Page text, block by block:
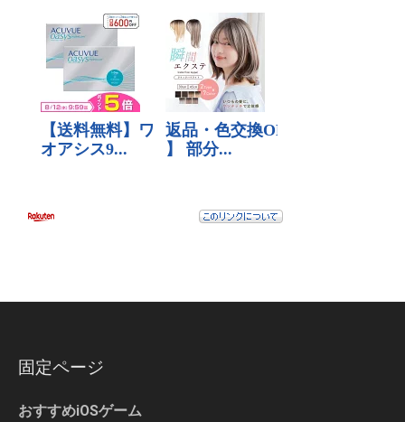
固定ページ
おすすめiOSゲーム